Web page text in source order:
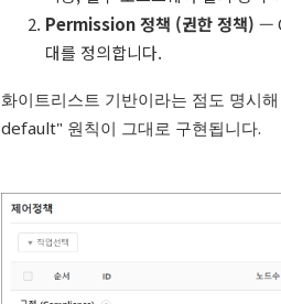
Permission 정책 (권한 정책) —
대를 정의합니다.
화이트리스트 기반이라는 점도 명시
default" 원칙이 그대로 구현됩니다.